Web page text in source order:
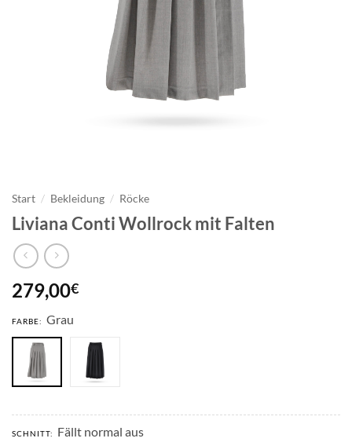
Start / Bekleidung / Röcke
Liviana Conti Wollrock mit Falten
279,00€
FARBE: Grau
SCHNITT: Fällt normal aus